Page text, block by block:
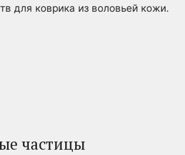
для коврика из воловьей кожи.
частицы